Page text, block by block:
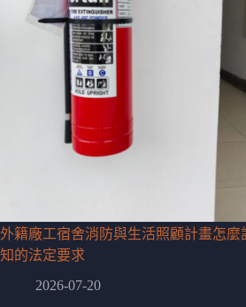
外籍廠工宿舍消防與生活照顧計畫怎麼
知的法定要求
2026-07-20